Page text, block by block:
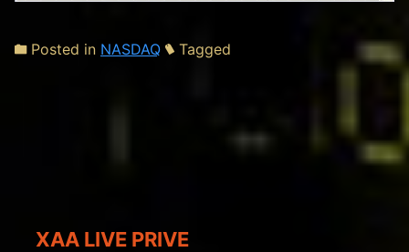
Posted in NASDAQ Tagged
XAA LIVE PRIVE